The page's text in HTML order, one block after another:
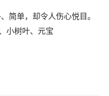
简单，却令人伤心悦目。
小树叶、元宝